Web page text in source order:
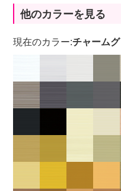
他のカラーを見る
現在のカラー:チャーム